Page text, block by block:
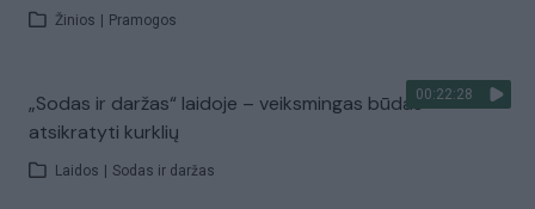
Žinios Pramogos
00:22:28
„Sodas ir daržas“ laidoje – veiksmingas būdas
atsikratyti kurklių
Laidos Sodas ir daržas